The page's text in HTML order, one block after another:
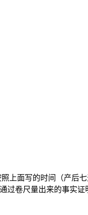
面写的时间（产后
卷尺量出来的事实